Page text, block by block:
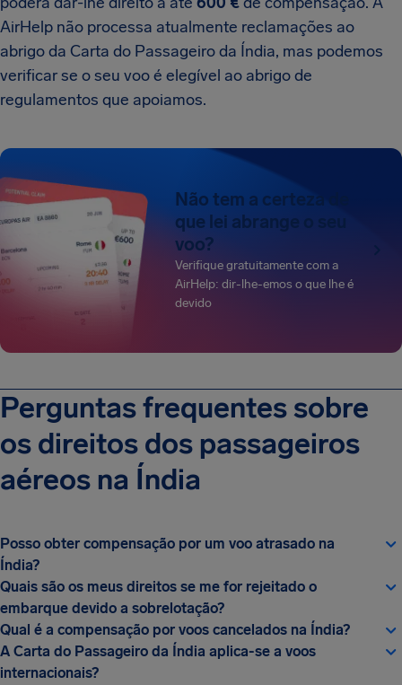
AirHelp não processa atualmente reclamações ao
abrigo da Carta do Passageiro da Índia, mas podemos
verificar se o seu voo é elegível ao abrigo de
regulamentos que apoiamos.
Não tem a certeza de
que lei abrange o seu
voo?
Verifique gratuitamente com a
AirHelp: dir-lhe-emos o que lhe é
devido
Perguntas frequentes sobre
os direitos dos passageiros
aéreos na Índia
Posso obter compensação por um voo atrasado na
Índia?
Quais são os meus direitos se me for rejeitado o
embarque devido a sobrelotação?
Qual é a compensação por voos cancelados na Índia?
A Carta do Passageiro da Índia aplica-se a voos
internacionais?